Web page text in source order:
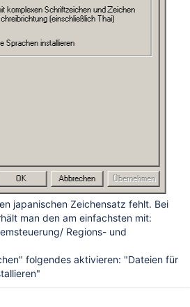
japanischen Zeichensatz fehlt. Bei
man den am einfachsten mit:
Regions- und
folgendes aktivieren: "Dateien für